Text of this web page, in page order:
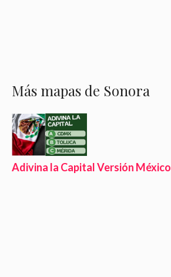
Más mapas de Sonora
Adivina la Capital Versión México